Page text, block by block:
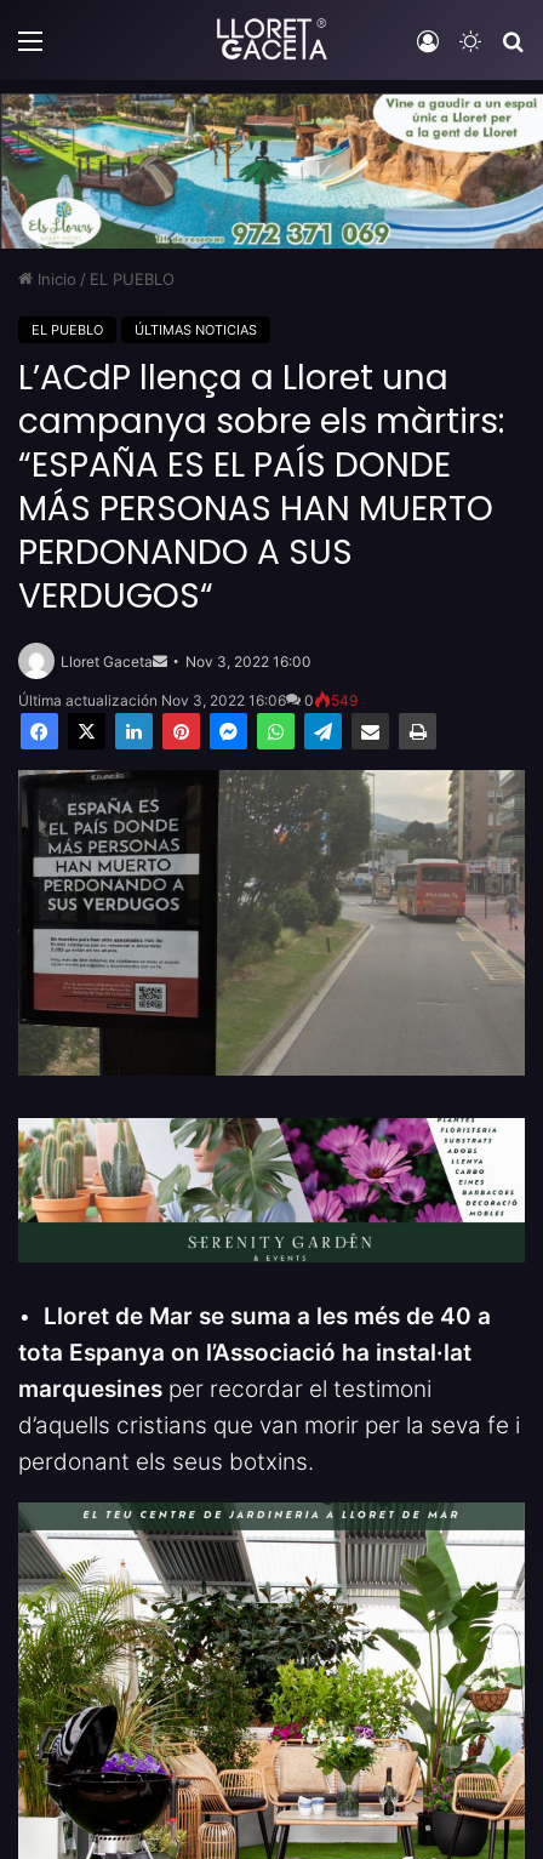
Menú Iniciar
Inicio / EL PUEBLO
EL PUEBLO ÚLTIMAS NOTICIAS
L’ACdP llença a Lloret una
campanya sobre els màrtirs:
“ESPAÑA ES EL PAÍS DONDE
MÁS PERSONAS HAN MUERTO
PERDONANDO A SUS
VERDUGOS“
Lloret Gaceta
email
Nov 3, 2022 16:00
Última actualización Nov 3, 2022 16:06 0 549
Facebook
X LinkedInPinterestMessengerWhatsAppTelegramCompartir por email Imprimir
• Lloret de Mar se suma a les més de 40 a
tota Espanya on l’Associació ha instal·lat
marquesines per recordar el testimoni
d’aquells cristians que van morir per la seva fe i
perdonant els seus botxins.